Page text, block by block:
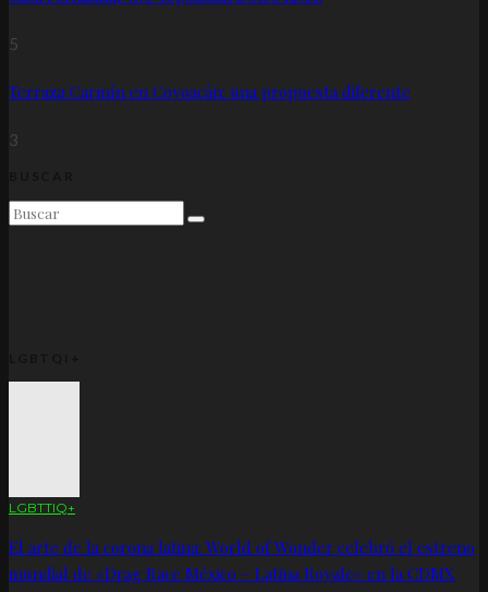
5
Terraza Carmín en Coyoacán: una propuesta diferente
3
LGBTTIQ+
El arte de la corona latina: World of Wonder celebró el estreno
mundial de «Drag Race México – Latina Royale» en la CDMX